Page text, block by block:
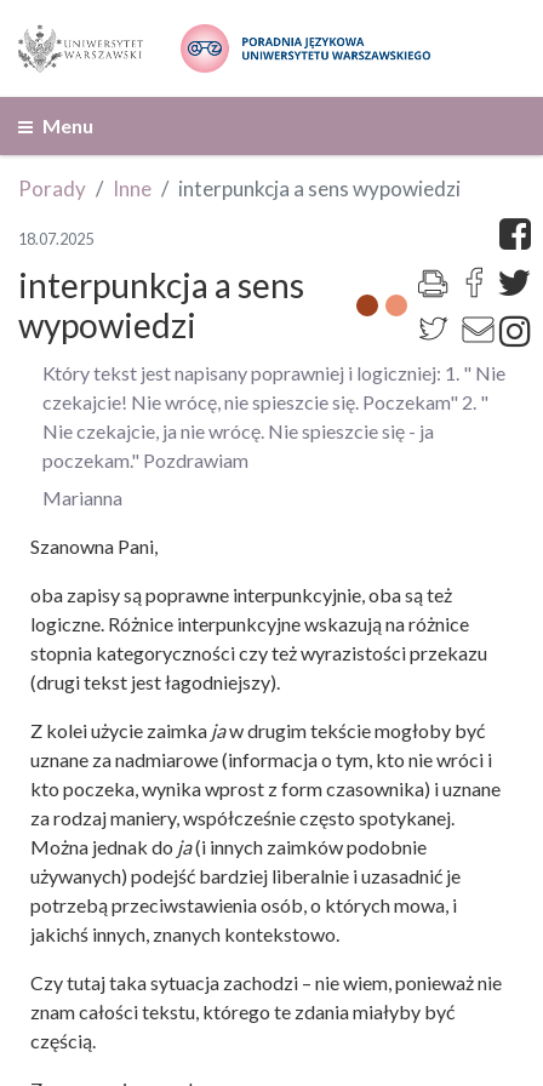
Menu
Porady Inne interpunkcja a sens wypowiedzi
18.07.2025
interpunkcja a sens
wypowiedzi
Który tekst jest napisany poprawniej i logiczniej: 1. " Nie
czekajcie! Nie wrócę, nie spieszcie się. Poczekam" 2. "
Nie czekajcie, ja nie wrócę. Nie spieszcie się - ja
poczekam." Pozdrawiam
Marianna
Szanowna Pani,
oba zapisy są poprawne interpunkcyjnie, oba są też
logiczne. Różnice interpunkcyjne wskazują na różnice
stopnia kategoryczności czy też wyrazistości przekazu
(drugi tekst jest łagodniejszy).
Z kolei użycie zaimka jaw drugim tekście mogłoby być
uznane za nadmiarowe (informacja o tym, kto nie wróci i
kto poczeka, wynika wprost z form czasownika) i uznane
za rodzaj maniery, współcześnie często spotykanej.
Można jednak do ja(i innych zaimków podobnie
używanych) podejść bardziej liberalnie i uzasadnić je
potrzebą przeciwstawienia osób, o których mowa, i
jakichś innych, znanych kontekstowo.
Czy tutaj taka sytuacja zachodzi – nie wiem, ponieważ nie
znam całości tekstu, którego te zdania miałyby być
częścią.